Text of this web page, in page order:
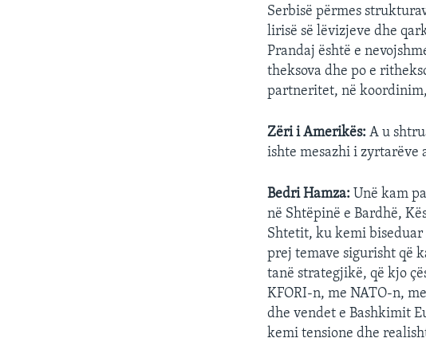
Serbisë përmes
lirisë së lëvizjeve dhe
Prandaj është e
theksova dhe po e
partneritet, në
Zëri i Amerikës:A u
ishte mesazhi i zyrtarëve
Bedri Hamza: Unë kam
në Shtëpinë e Bardhë,
Shtetit, ku kemi
prej temave sigurisht që
tanë strategjikë, që kjo
KFORI-n, me NATO-n,
dhe vendet e Bashkimit
kemi tensione dhe